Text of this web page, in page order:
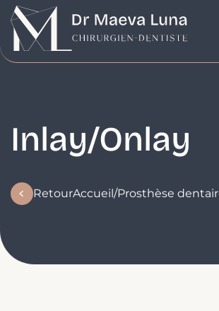
Inlay/Onlay
RetourAccueil/Prosthèse